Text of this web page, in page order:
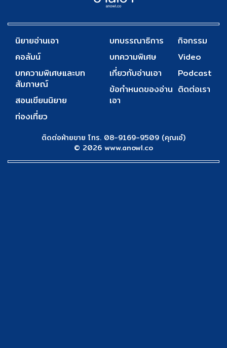
นิยายอ่านเอา
คอลัมน์
บทความพิเศษและบท
สัมภาษณ์
สอนเขียนนิยาย
ท่องเที่ยว
บทบรรณาธิการ
บทความพิเศษ
เกี่ยวกับอ่านเอา
ข้อกำหนดของอ่าน
เอา
กิจกรรม
Video
Podcast
ติดต่อเรา
ติดต่อฝ่ายขาย โทร. 08-9169-9509 (คุณเอ๋)
© 2026 www.anowl.co